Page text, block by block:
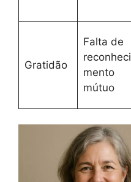
Gratidão
Falta de
reconheci
mento
mútuo